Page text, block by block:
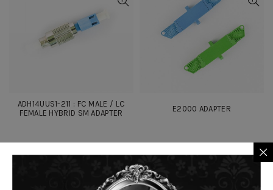
ADH14UUS1-211 : FC MALE / LC
FEMALE HYBRID SM ADAPTER
E2000 ADAPTER